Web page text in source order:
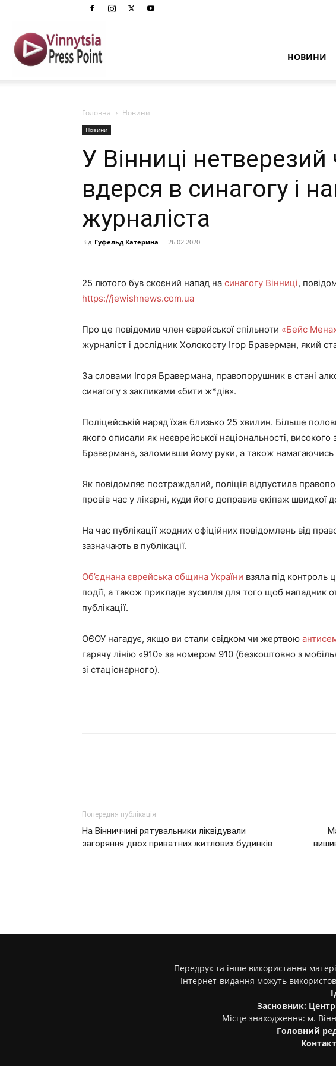
Преспоінт
НОВИНИ
Головна Новини
Новини
У Вінниці нетверезий
вдерся в синагогу і
журналіста
Від Гуфельд Катерина - 26.02.2020
25 лютого був скоєний напад на синагогу Вінниці,
https://jewishnews.com.ua
Про це повідомив член єврейської спільноти «Бейс
журналіст і дослідник Холокосту Ігор Браверман, який
За словами Ігоря Бравермана, правопорушник в стані
синагогу з закликами «бити ж*дів».
Поліцейській наряд їхав близько 25 хвилин. Більше
якого описали як неєврейської національності, високого
Бравермана, заломивши йому руки, а також намагаючись
Як повідомляє постраждалий, поліція відпустила
провів час у лікарні, куди його доправив екіпаж швидкої
На час публікації жодних офіційних повідомлень від
зазначають в публікації.
Об’єднана єврейська община України взяла під контроль
події, а також прикладе зусилля для того щоб нападник
публікації.
ОЄОУ нагадує, якщо ви стали свідком чи жертвою
гарячу лінію «910» за номером 910 (безкоштовно з
зі стаціонарного).
Попередня публікація
На Вінниччині рятувальники ліквідували
загоряння двох приватних житлових будинків
Передрук та інше використання
Інтернет-видання можуть
Засновник:
Місце знаходження: м.
Головний